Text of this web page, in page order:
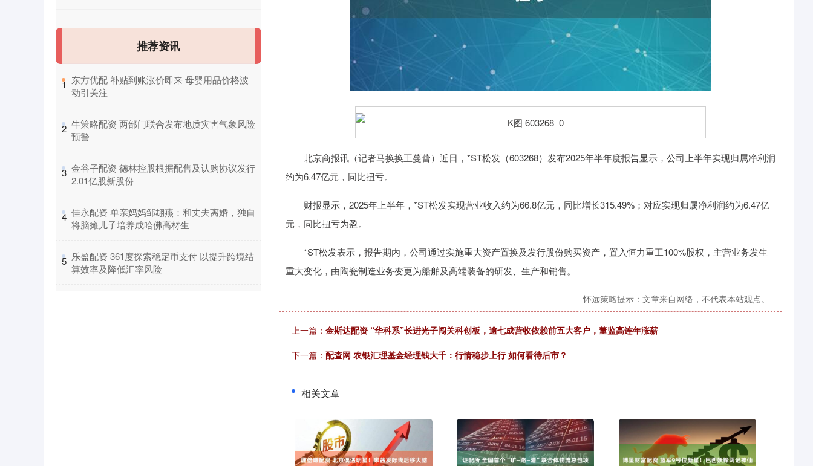
北京商报讯（记者马换换王蔓蕾）近日，*ST松发（603268）发布2025年半年度报告显示，公司上半年实现归属净利润
约为6.47亿元，同比扭亏。
财报显示，2025年上半年，*ST松发实现营业收入约为66.8亿元，同比增长315.49%；对应实现归属净利润约为6.47亿
元，同比扭亏为盈。
*ST松发表示，报告期内，公司通过实施重大资产置换及发行股份购买资产，置入恒力重工100%股权，主营业务发生
重大变化，由陶瓷制造业务变更为船舶及高端装备的研发、生产和销售。
怀远策略提示：文章来自网络，不代表本站观点。
上一篇： 金斯达配资 “华科系”长进光子闯关科创板，逾七成营收依赖前五大客户，董监高连年涨薪
下一篇： 配查网 农银汇理基金经理钱大千：行情稳步上行 如何看待后市？
相关文章
推荐资讯
1 ​东方优配 补贴到账涨价即来 母婴用品价格波
动引关注
2 ​牛策略配资 两部门联合发布地质灾害气象风险
预警
3 ​金谷子配资 德林控股根据配售及认购协议发行
2.01亿股新股份
4 ​佳永配资 单亲妈妈邹翃燕：和丈夫离婚，独自
将脑瘫儿子培养成哈佛高材生
5 ​乐盈配资 361度探索稳定币支付 以提升跨境结
算效率及降低汇率风险